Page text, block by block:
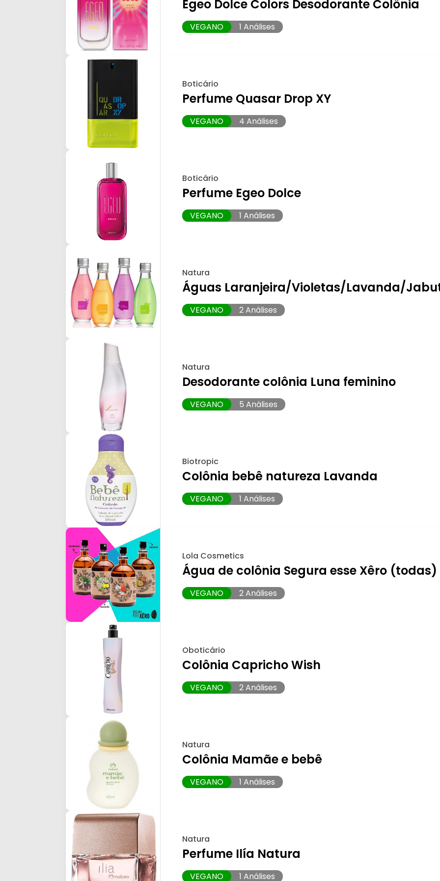
Egeo Dolce Colors Desodorante Colônia
VEGANO 1 Análises
Boticário
Perfume Quasar Drop XY
VEGANO 4 Análises
Boticário
Perfume Egeo Dolce
VEGANO 1 Análises
Natura
Águas Laranjeira/Violetas/Lavanda/
VEGANO 2 Análises
Natura
Desodorante colônia Luna feminino
VEGANO 5 Análises
Biotropic
Colônia bebê natureza Lavanda
VEGANO 1 Análises
Lola Cosmetics
Água de colônia Segura esse Xêro (todas)
VEGANO 2 Análises
Oboticário
Colônia Capricho Wish
VEGANO 2 Análises
Natura
Colônia Mamãe e bebê
VEGANO 1 Análises
Natura
Perfume Ilía Natura
VEGANO 1 Análises